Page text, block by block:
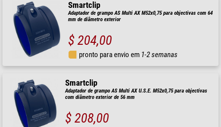
Smartclip
Adaptador de grampo AS Multi AX M52x0,75 para objectivas com 64
mm de diâmetro exterior
$ 204,00
pronto para envio em 1-2 semanas
Smartclip
Adaptador de grampo AS Multi AX U.S.E. M52x0,75 para objectivas
com diâmetro exterior de 56 mm
$ 208,00